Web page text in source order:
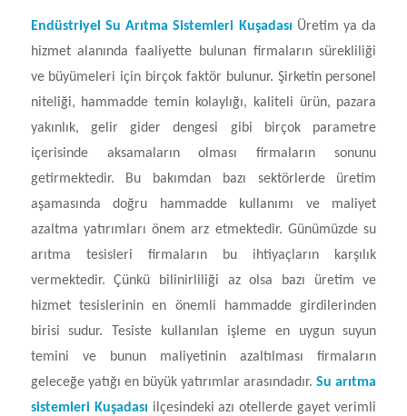
Endüstriyel Su Arıtma Sistemleri Kuşadası Üretim ya da
hizmet alanında faaliyette bulunan firmaların sürekliliği
ve büyümeleri için birçok faktör bulunur. Şirketin personel
niteliği, hammadde temin kolaylığı, kaliteli ürün, pazara
yakınlık, gelir gider dengesi gibi birçok parametre
içerisinde aksamaların olması firmaların sonunu
getirmektedir. Bu bakımdan bazı sektörlerde üretim
aşamasında doğru hammadde kullanımı ve maliyet
azaltma yatırımları önem arz etmektedir. Günümüzde su
arıtma tesisleri firmaların bu ihtiyaçların karşılık
vermektedir. Çünkü bilinirliliği az olsa bazı üretim ve
hizmet tesislerinin en önemli hammadde girdilerinden
birisi sudur. Tesiste kullanılan işleme en uygun suyun
temini ve bunun maliyetinin azaltılması firmaların
geleceğe yatığı en büyük yatırımlar arasındadır.Su arıtma
sistemleri Kuşadası ilçesindeki azı otellerde gayet verimli